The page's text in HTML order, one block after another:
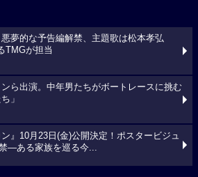
悪夢的な予告編解禁、主題歌は松本孝弘
TMGが担当
ら出演。中年男たちがボートレースに挑む
」
ン』10月23日(金)公開決定！ポスタービジュ
―ある家族を巡る今...